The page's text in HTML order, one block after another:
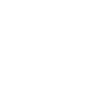
Rio de Janeiro
de Cartão
de Cupom Fiscal